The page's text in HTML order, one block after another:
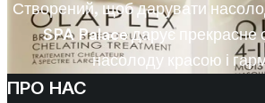
Створений, щоб дарувати
SPA Palace дарує прекрасне
насолоду красою і
ПРО НАС